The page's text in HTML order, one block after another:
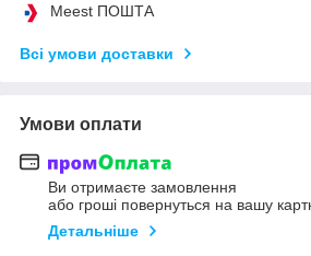
Meest ПОШТА
Всі умови доставки
Умови оплати
Ви отримаєте замовлення
або гроші повернуться на вашу
Детальніше